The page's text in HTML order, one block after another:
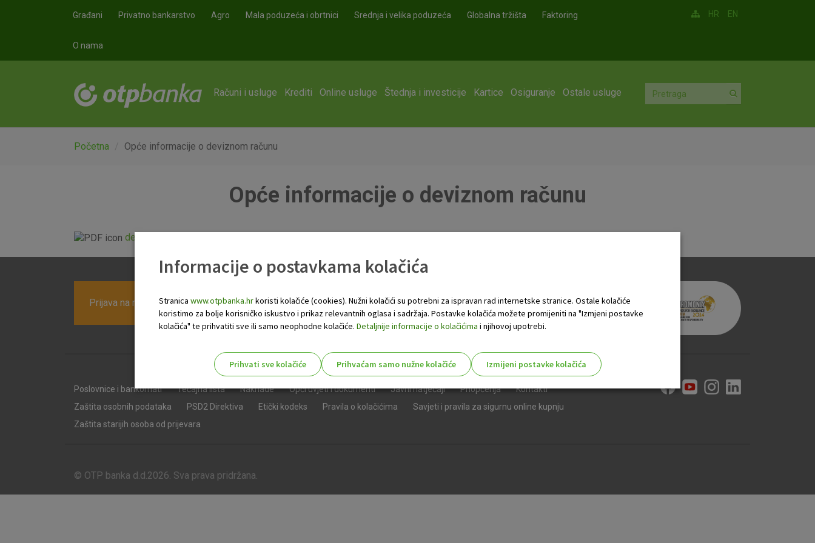
Građani Privatno bankarstvo Agro Mala poduzeća i obrtnici Srednja i velika poduzeća Globalna tržišta Faktoring
O nama
HR EN
Računi i usluge Krediti Online usluge Štednja i investicije Kartice Osiguranje Ostale usluge
Početna Opće informacije o deviznom računu
Opće informacije o deviznom računu
devizni_racun.pdf
Prijava na newsletter OTP banke
Poslovnice i bankomati Tečajna lista Naknade Opći uvjeti i dokumenti Javni natječaji Priopćenja
Kontakti
Zaštita osobnih podataka
PSD2 Direktiva Etički kodeks Pravila o kolačićima
Savjeti i pravila za sigurnu online kupnju
Zaštita starijih osoba od prijevara
© OTP banka d.d.2026. Sva prava pridržana.
Informacije o postavkama kolačića
Stranica www.otpbanka.hrkoristi kolačiće (cookies). Nužni kolačići su potrebni za ispravan rad internetske stranice. Ostale kolačiće
koristimo za bolje korisničko iskustvo i prikaz relevantnih oglasa i sadržaja. Postavke kolačića možete promijeniti na "Izmjeni postavke
kolačića" te prihvatiti sve ili samo neophodne kolačiće. Detaljnije informacije o kolačićima i njihovoj upotrebi.
Prihvati sve kolačiće Prihvaćam samo nužne kolačiće
Izmijeni postavke kolačića